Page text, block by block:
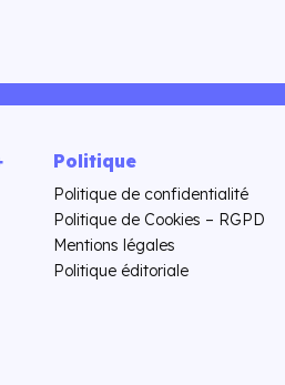
Politique
Politique de confidentialité
Politique de Cookies – RGPD
Mentions légales
Politique éditoriale